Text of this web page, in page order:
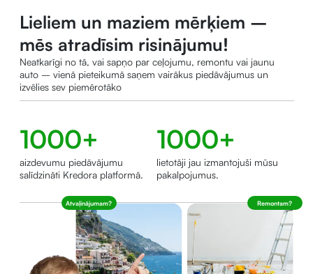
Atvaļinājumam? Remontam?
Lieliem un maziem mērķiem –
mēs atradīsim risinājumu!
Neatkarīgi no tā, vai sapņo par ceļojumu, remontu vai jaunu
auto – vienā pieteikumā saņem vairākus piedāvājumus un
izvēlies sev piemērotāko
1000+
aizdevumu piedāvājumu
salīdzināti Kredora platformā.
1000+
lietotāji jau izmantojuši mūsu
pakalpojumus.